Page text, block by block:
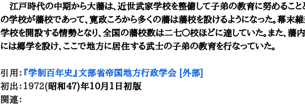
江戸時代の中期から大藩は、近世武家学校を整備して子弟の教育に努めることと
の学校が藩校であって、寛政ころから多くの藩は藩校を設けるようになった。幕末
学校を開設する情勢となり、全国の藩校数は二七〇校ほどに達していた。また、藩
には郷学を設け、ここで地方に居住する武士の子弟の教育を行なっていた。
引用： 『学制百年史』文部省帝国地方行政学会 [外部]
初出：1972(昭和47)年10月1日初版
関連：